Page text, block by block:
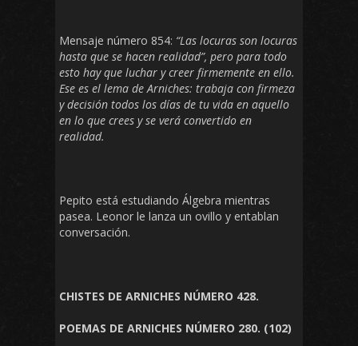
Mensaje número 854: “Las locuras son locuras
hasta que se hacen realidad”, pero para todo
esto hay que luchar y creer firmemente en ello.
Ese es el lema de Arniches: trabaja con firmeza
y decisión todos los días de tu vida en aquello
en lo que crees y se verá convertido en
realidad.
Pepito está estudiando Álgebra mientras
pasea. Leonor le lanza un ovillo y entablan
conversación.
CHISTES DE ARNICHES NÚMERO 428.
POEMAS DE ARNICHES NÚMERO 280. (102)